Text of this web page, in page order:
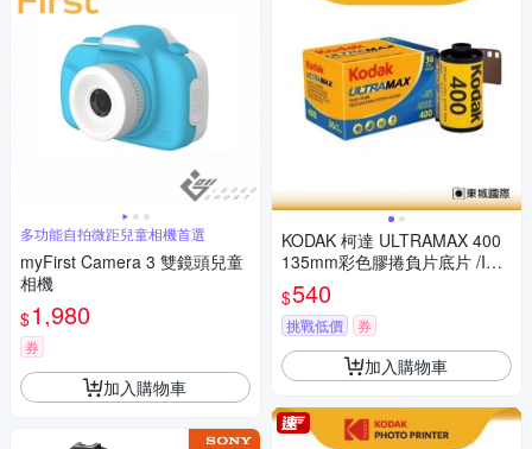
多功能自拍微距兒童相機首選
myFirst Camera 3 雙鏡頭兒童
相機
$1,980
券
加入購物車
KODAK 柯達 ULTRAMAX 400
135mm彩色膠捲負片底片 /ISO
400 36張
$540
挑戰低價 券
加入購物車